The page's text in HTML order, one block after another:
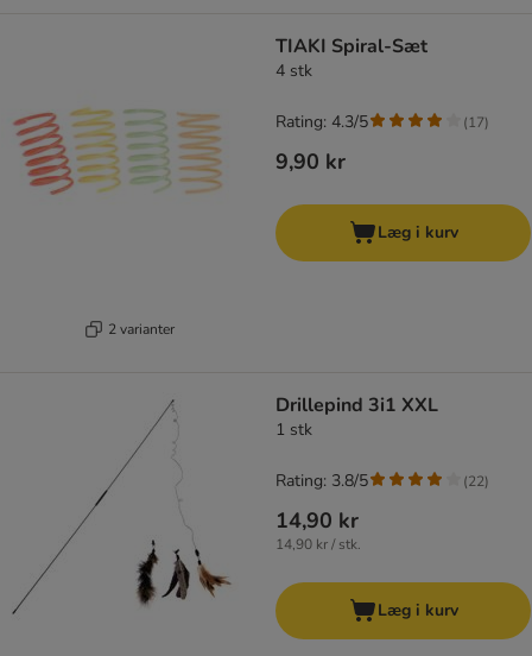
2 varianter
TIAKI Spiral-Sæt
4 stk
9,90 kr
Rating: 4.3/5 (17)
Læg i kurv
Drillepind 3i1 XXL
1 stk
14,90 kr
14,90 kr / stk.
Rating: 3.8/5 (22)
Læg i kurv